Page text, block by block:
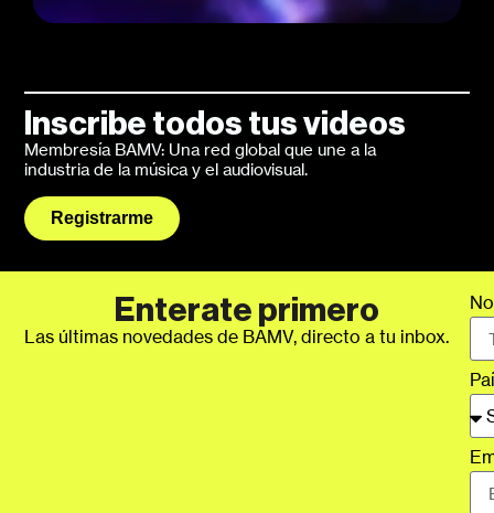
Inscribe todos tus videos
Membresía BAMV: Una red global que une a la
industria de la música y el audiovisual.
Registrarme
Enterate primero
Las últimas novedades de BAMV, directo a tu inbox.